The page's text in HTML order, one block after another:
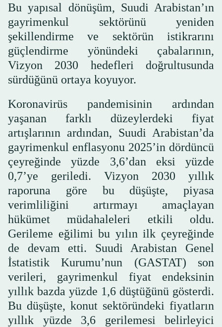
Bu yapısal dönüşüm, Suudi Arabistan’ın
gayrimenkul sektörünü yeniden
şekillendirme ve sektörün istikrarını
güçlendirme yönündeki çabalarının,
Vizyon 2030 hedefleri doğrultusunda
sürdüğünü ortaya koyuyor.
Koronavirüs pandemisinin ardından
yaşanan farklı düzeylerdeki fiyat
artışlarının ardından, Suudi Arabistan’da
gayrimenkul enflasyonu 2025’in dördüncü
çeyreğinde yüzde 3,6’dan eksi yüzde
0,7’ye geriledi. Vizyon 2030 yıllık
raporuna göre bu düşüşte, piyasa
verimliliğini artırmayı amaçlayan
hükümet müdahaleleri etkili oldu.
Gerileme eğilimi bu yılın ilk çeyreğinde
de devam etti. Suudi Arabistan Genel
İstatistik Kurumu’nun (GASTAT) son
verileri, gayrimenkul fiyat endeksinin
yıllık bazda yüzde 1,6 düştüğünü gösterdi.
Bu düşüşte, konut sektöründeki fiyatların
yıllık yüzde 3,6 gerilemesi belirleyici